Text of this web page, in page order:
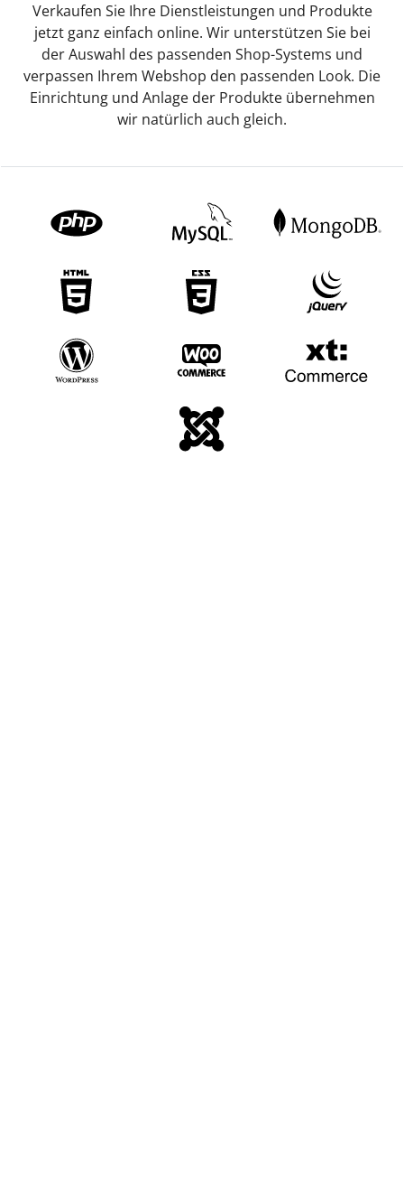
Verkaufen Sie Ihre Dienstleistungen und Produkte
jetzt ganz einfach online. Wir unterstützen Sie bei
der Auswahl des passenden Shop-Systems und
verpassen Ihrem Webshop den passenden Look. Die
Einrichtung und Anlage der Produkte übernehmen
wir natürlich auch gleich.